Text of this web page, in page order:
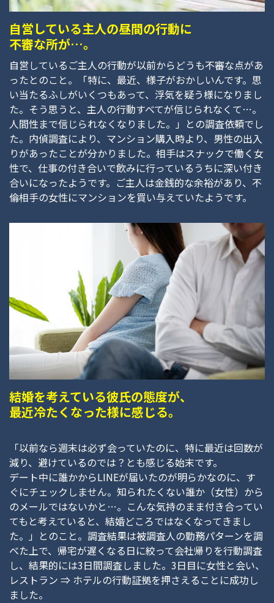
自営している主人の昼間の行動に
不審な所が…。
自営しているご主人の行動が以前からどうも不審な点があ
ったとのこと。「特に、最近、様子がおかしいんです。思
い当たるふしがいくつもあって、浮気を疑う様になりまし
た。そう思うと、主人の行動すべてが信じられなくて…。
人間性まで信じられなくなりました。」との調査依頼でし
た。内偵調査により、マンション購入時より、男性の出入
りがあったことが分かりました。相手はスナックで働く女
性で、仕事の付き合いで飲みに行っているうちに深い付き
合いになったようです。ご主人は金銭的な余裕があり、不
倫相手の女性にマンションを買い与えていたようです。
結婚を考えている彼氏の態度が、
最近冷たくなった様に感じる。
「以前なら週末は必ず会っていたのに、特に最近は回数が
減り、避けているのでは？とも感じる始末です。
デート中に誰かからLINEが届いたのが明らかなのに、す
ぐにチェックしません。知られたくない誰か（女性）から
のメールではないかと…。こんな気持のまま付き合ってい
てもと考えていると、結婚どころではなくなってきまし
た。」とのこと。調査結果は被調査人の勤務パターンを調
べた上で、帰宅が遅くなる日に絞って会社帰りを行動調査
し、結果的には3日間調査しました。3日目に女性と会い、
レストラン ⇒ ホテルの行動証拠を押さえることに成功し
ました。